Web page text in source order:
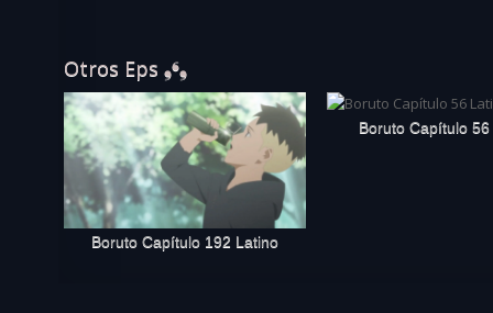
Otros Eps ❟❛❟
Boruto Capítulo 192 Latino
Boruto Capítulo